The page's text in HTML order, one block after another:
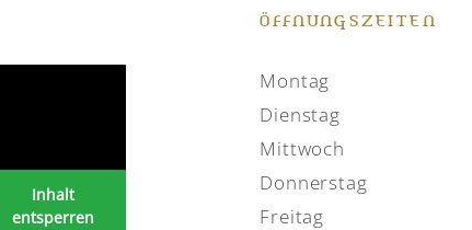
Inhalt
entsperren
ÖFFNUNGSZEITEN
Montag
Dienstag
Mittwoch
Donnerstag
Freitag